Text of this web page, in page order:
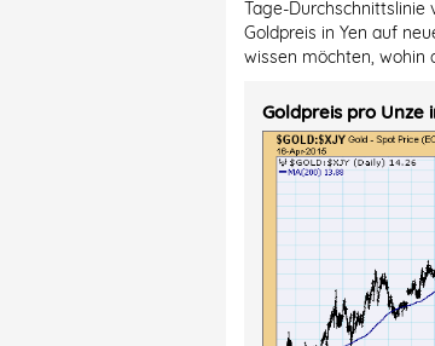
Tage-Durchschnittslinie
Goldpreis in Yen auf
wissen möchten, wohin
Goldpreis pro Unze